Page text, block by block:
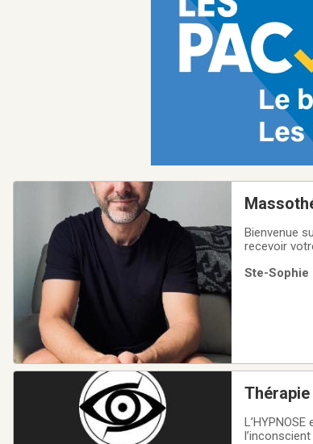
Bienvenue
recevoir
Ste-Sophie
l’inconscient